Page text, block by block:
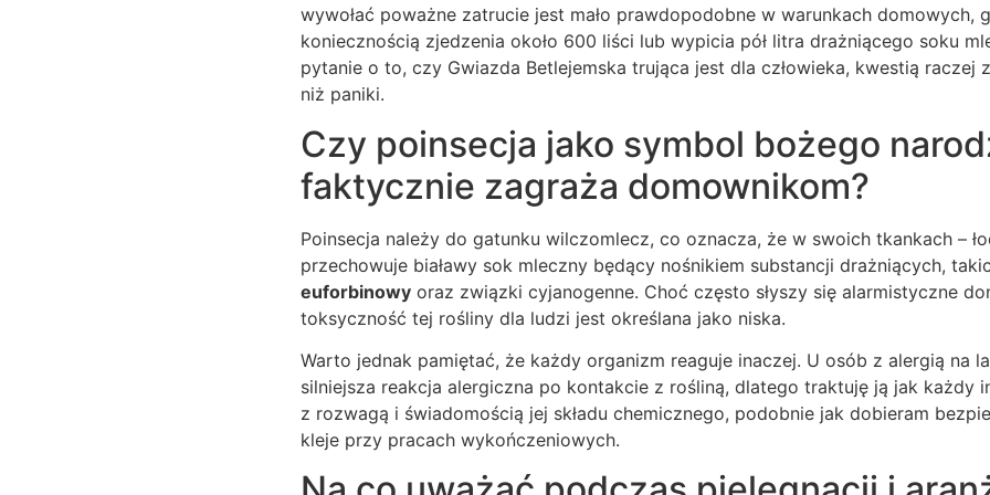
wywołać poważne zatrucie jest mało prawdopodobne w warunkach domowych,
koniecznością zjedzenia około 600 liści lub wypicia pół litra drażniącego soku
pytanie o to, czy Gwiazda Betlejemska trująca jest dla człowieka, kwestią raczej
niż paniki.
Czy poinsecja jako symbol bożego
faktycznie zagraża domownikom?
Poinsecja należy do gatunku wilczomlecz, co oznacza, że w swoich tkankach –
przechowuje białawy sok mleczny będący nośnikiem substancji drażniących,
euforbinowy oraz związki cyjanogenne. Choć często słyszy się alarmistyczne
toksyczność tej rośliny dla ludzi jest określana jako niska.
Warto jednak pamiętać, że każdy organizm reaguje inaczej. U osób z alergią na
silniejsza reakcja alergiczna po kontakcie z rośliną, dlatego traktuję ją jak każdy
z rozwagą i świadomością jej składu chemicznego, podobnie jak dobieram
kleje przy pracach wykończeniowych.